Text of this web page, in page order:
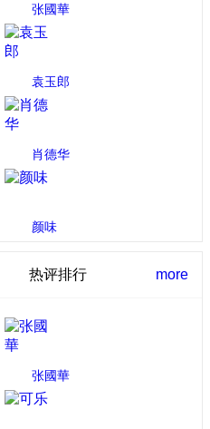
张國華
浏览次数：1585 次
袁玉郎
浏览次数：1559 次
肖德华
浏览次数：1527 次
颜味
热评排行 more
张國華
点评数：2 次